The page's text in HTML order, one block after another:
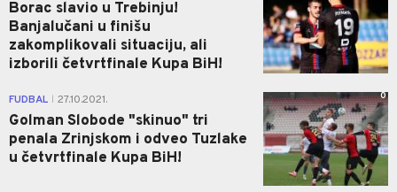
Borac slavio u Trebinju!
Banjalučani u finišu
zakomplikovali situaciju, ali
izborili četvrtfinale Kupa BiH!
FUDBAL 27.10.2021.
Golman Slobode "skinuo" tri
penala Zrinjskom i odveo Tuzlake
u četvrtfinale Kupa BiH!
0